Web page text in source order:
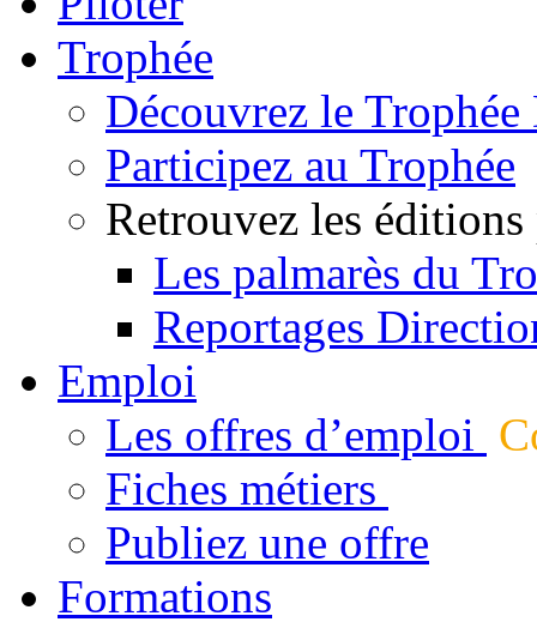
Trophée
Découvrez le
Participez au Trophée
Retrouvez les éditions
Les palmarès du
Reportages
Emploi
Les offres d’emploi
Fiches métiers
Publiez une offre
Formations